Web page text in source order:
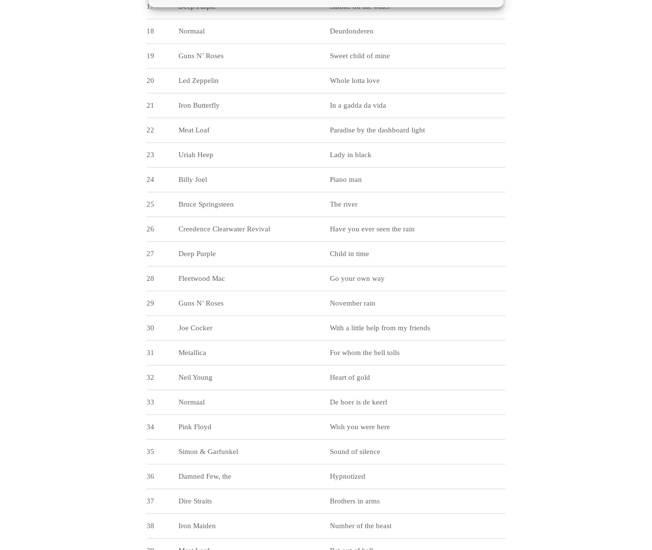
17 Deep Purple Smoke on the water
18 Normaal Deurdonderen
19 Guns N’ Roses Sweet child of mine
20 Led Zeppelin Whole lotta love
21 Iron Butterfly In a gadda da vida
22 Meat Loaf Paradise by the dashboard light
23 Uriah Heep Lady in black
24 Billy Joel Piano man
25 Bruce Springsteen The river
26 Creedence Clearwater Revival Have you ever seen the rain
27 Deep Purple Child in time
28 Fleetwood Mac Go your own way
29 Guns N’ Roses November rain
30 Joe Cocker With a little help from my friends
31 Metallica For whom the bell tolls
32 Neil Young Heart of gold
33 Normaal De boer is de keerl
34 Pink Floyd Wish you were here
35 Simon & Garfunkel Sound of silence
36 Damned Few, the Hypnotized
37 Dire Straits Brothers in arms
38 Iron Maiden Number of the beast